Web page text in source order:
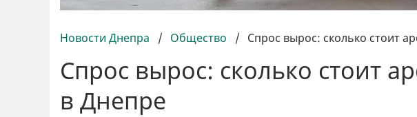
Новости Днепра / Общество / Спрос вырос: сколько стоит
Спрос вырос: сколько стоит
в Днепре